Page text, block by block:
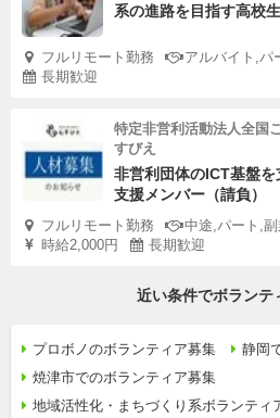
系の進路を目指す高校生
フルリモート勤務 アルバイト,パ
長期歓迎
特定非営利活動法人全国
すびえ
非営利団体のICT基盤
支援メンバー（請負）
フルリモート勤務
中途,パート,
時給2,000円
長期歓迎
近い条件でボランテ
プロボノのボランティア募集
静岡
焼津市でのボランティア募集
地域活性化・まちづくり系ボランティ